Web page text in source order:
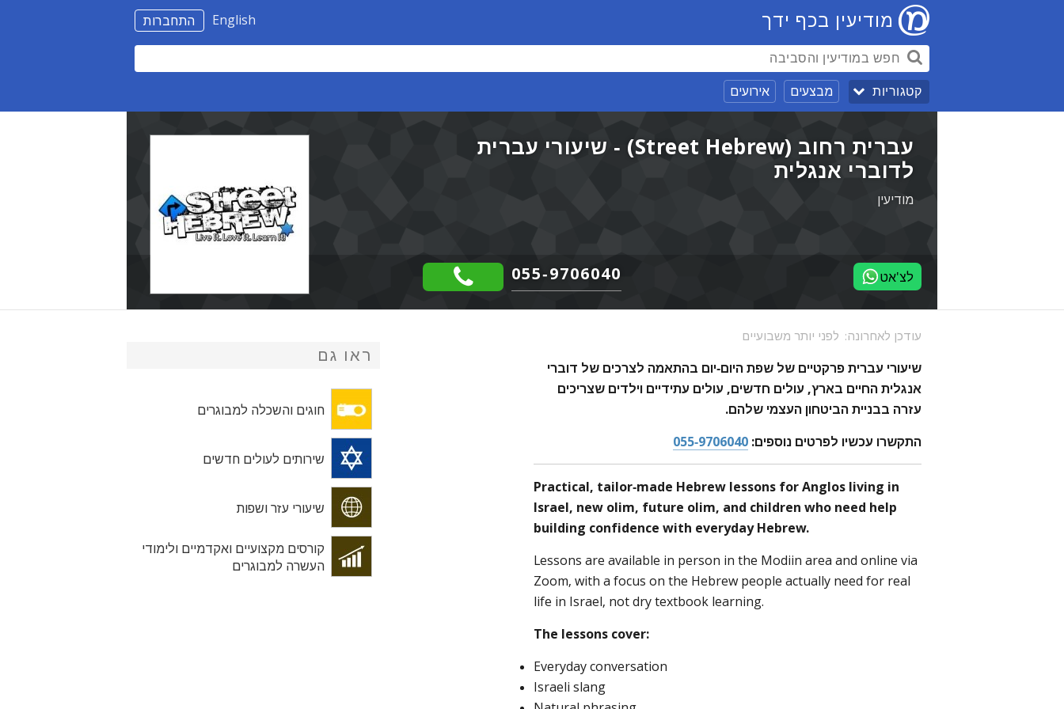
התחברות English מודיעין בכף ידך
קטגוריות מבצעים אירועים
עברית רחוב (Street Hebrew) - שיעורי עברית
לדוברי אנגלית
מודיעין
לצ'אט 055-9706040
ראו גם
חוגים והשכלה למבוגרים
שירותים לעולים חדשים
שיעורי עזר ושפות
קורסים מקצועיים ואקדמיים ולימודי
העשרה למבוגרים
עודכן לאחרונה: לפני יותר משבועיים
שיעורי עברית פרקטיים של שפת היום-יום בהתאמה לצרכים של דוברי
אנגלית החיים בארץ, עולים חדשים, עולים עתידיים וילדים שצריכים
עזרה בבניית הביטחון העצמי שלהם.
התקשרו עכשיו לפרטים נוספים: 055-9706040
Practical, tailor-made Hebrew lessons for Anglos living in
Israel, new olim, future olim, and children who need help
building confidence with everyday Hebrew.
Lessons are available in person in the Modiin area and online via
Zoom, with a focus on the Hebrew people actually need for real
life in Israel, not dry textbook learning.
The lessons cover:
Everyday conversation
Israeli slang